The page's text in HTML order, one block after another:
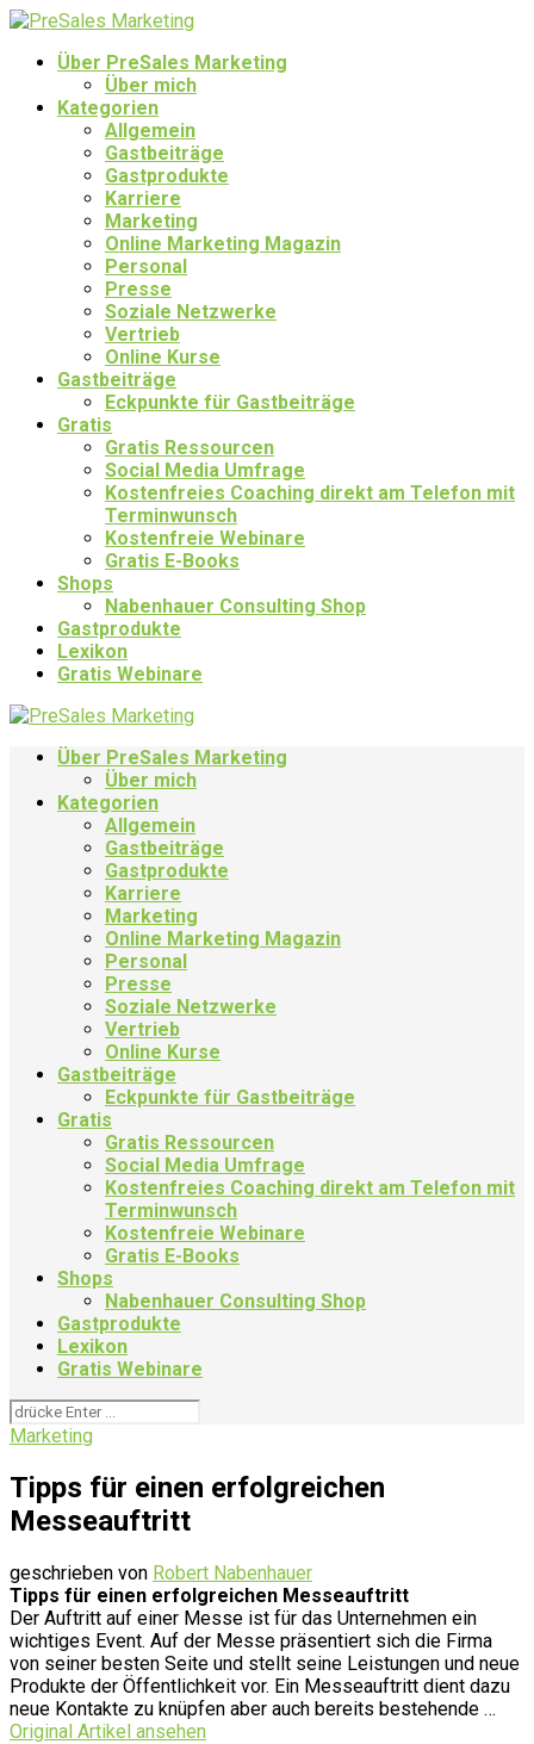
Über PreSales Marketing
Über mich
Kategorien
Allgemein
Gastbeiträge
Gastprodukte
Karriere
Marketing
Online Marketing Magazin
Personal
Presse
Soziale Netzwerke
Vertrieb
Online Kurse
Gastbeiträge
Eckpunkte für Gastbeiträge
Gratis
Gratis Ressourcen
Social Media Umfrage
Kostenfreies Coaching direkt am Telefon mit
Terminwunsch
Kostenfreie Webinare
Gratis E-Books
Shops
Nabenhauer Consulting Shop
Gastprodukte
Lexikon
Gratis Webinare
Über PreSales Marketing
Über mich
Kategorien
Allgemein
Gastbeiträge
Gastprodukte
Karriere
Marketing
Online Marketing Magazin
Personal
Presse
Soziale Netzwerke
Vertrieb
Online Kurse
Gastbeiträge
Eckpunkte für Gastbeiträge
Gratis
Gratis Ressourcen
Social Media Umfrage
Kostenfreies Coaching direkt am Telefon mit
Terminwunsch
Kostenfreie Webinare
Gratis E-Books
Shops
Nabenhauer Consulting Shop
Gastprodukte
Lexikon
Gratis Webinare
Marketing
Tipps für einen erfolgreichen
Messeauftritt
geschrieben von Robert Nabenhauer
Tipps für einen erfolgreichen Messeauftritt
Der Auftritt auf einer Messe ist für das Unternehmen ein
wichtiges Event. Auf der Messe präsentiert sich die Firma
von seiner besten Seite und stellt seine Leistungen und neue
Produkte der Öffentlichkeit vor. Ein Messeauftritt dient dazu
neue Kontakte zu knüpfen aber auch bereits bestehende …
Original Artikel ansehen